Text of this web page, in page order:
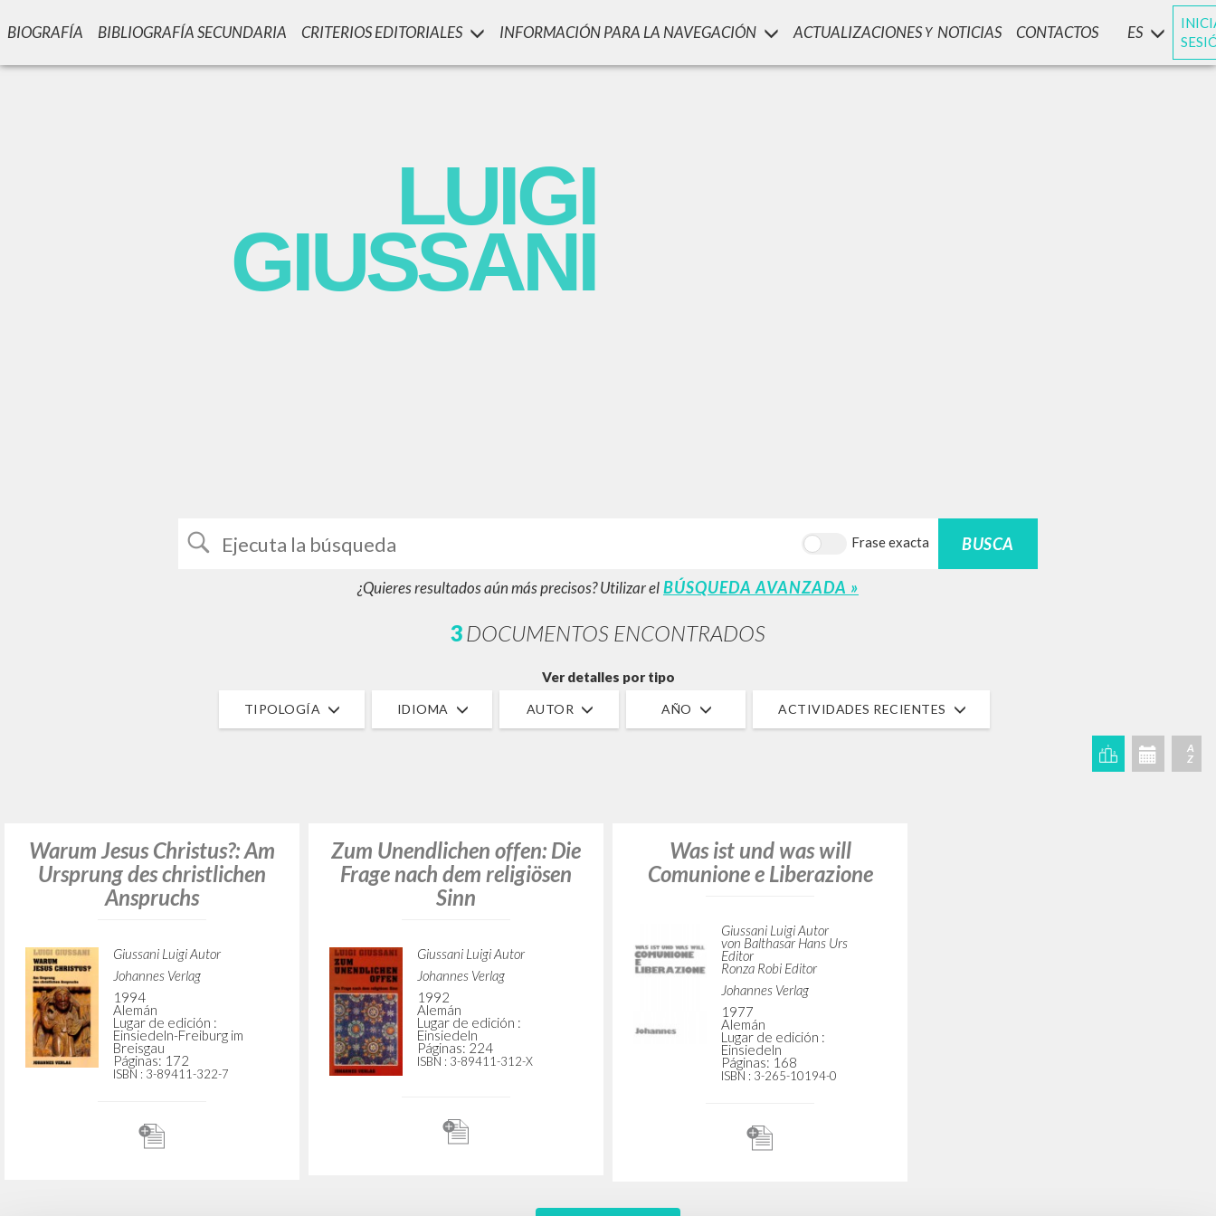
LUIGI
GIUSSANI
scritti
BIOGRAFÍA BIBLIOGRAFÍA SECUNDARIA CRITERIOS EDITORIALES INFORMACIÓN PARA LA NAVEGACIÓN ACTUALIZACIONESYNOTICIAS CONTACTOS ES
Frase exacta BUSCA
¿Quieres resultados aún más precisos? Utilizar elBÚSQUEDA AVANZADA »
3DOCUMENTOS ENCONTRADOS
Ver detalles por tipo
TIPOLOGÍA IDIOMA AUTOR AÑO ACTIVIDADES RECIENTES
A
Z
Warum Jesus Christus?: Am
Ursprung des christlichen
Anspruchs
Giussani Luigi Autor
Johannes Verlag
1994
Alemán
Lugar de edición :
Einsiedeln-Freiburg im
Breisgau
Páginas: 172
ISBN : 3-89411-322-7
Zum Unendlichen offen: Die
Frage nach dem religiösen
Sinn
Giussani Luigi Autor
Johannes Verlag
1992
Alemán
Lugar de edición :
Einsiedeln
Páginas: 224
ISBN : 3-89411-312-X
Was ist und was will
Comunione e Liberazione
Giussani Luigi Autor
von Balthasar Hans Urs
Editor
Ronza Robi Editor
Johannes Verlag
1977
Alemán
Lugar de edición :
Einsiedeln
Páginas: 168
ISBN : 3-265-10194-0